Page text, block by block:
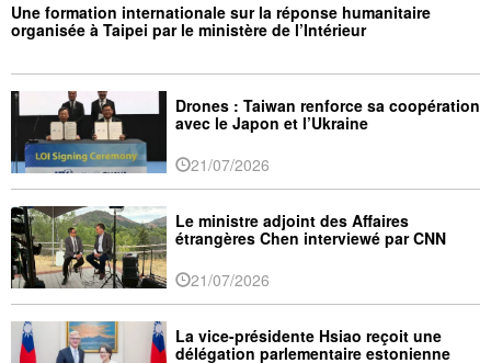
Une formation internationale sur la réponse humanitaire
organisée à Taipei par le ministère de l’Intérieur
Drones : Taiwan renforce sa coopération
avec le Japon et l’Ukraine
21/07/2026
Le ministre adjoint des Affaires
étrangères Chen interviewé par CNN
21/07/2026
La vice-présidente Hsiao reçoit une
délégation parlementaire estonienne